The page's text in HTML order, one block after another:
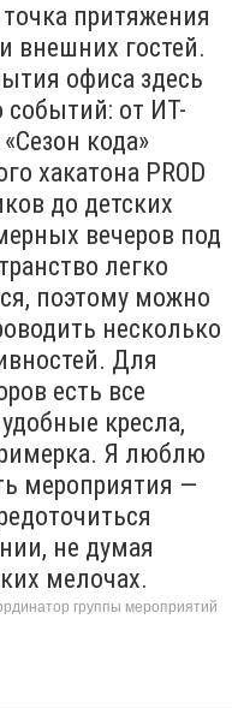
притяжения
внешних гостей.
офиса здесь
от ИТ-
кода»
хакатона PROD
до детских
вечеров под
легко
поэтому можно
несколько
Для
есть все
кресла,
Я люблю
мероприятия —
не думая
мелочах.
группы мероприятий